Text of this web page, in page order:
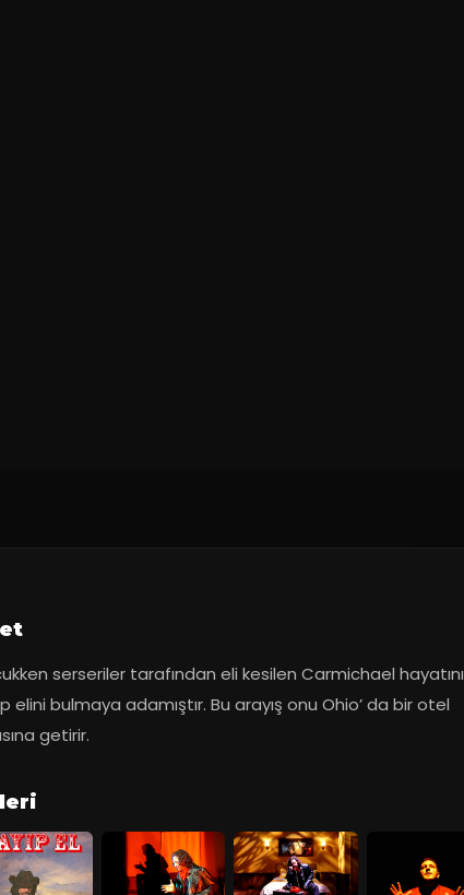
serseriler tarafından eli kesilen Carmichael hayatını
elini bulmaya adamıştır. Bu arayış onu Ohio’ da bir otel
getirir.